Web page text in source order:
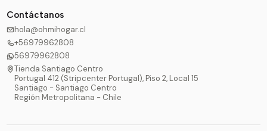
Contáctanos
hola@ohmihogar.cl
+56979962808
56979962808
Tienda Santiago Centro
Portugal 412 (Stripcenter Portugal), Piso 2, Local 15
Santiago - Santiago Centro
Región Metropolitana - Chile